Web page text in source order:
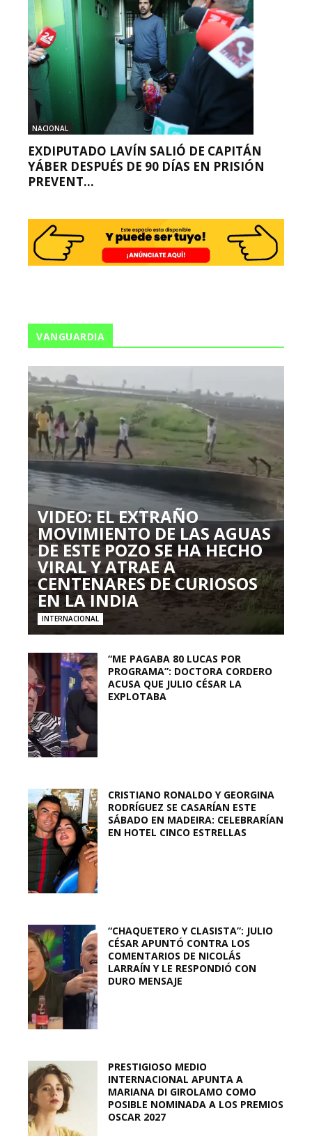
NACIONAL
EXDIPUTADO LAVÍN SALIÓ DE CAPITÁN
YÁBER DESPUÉS DE 90 DÍAS EN PRISIÓN
PREVENT...
VANGUARDIA
VIDEO: EL EXTRAÑO
MOVIMIENTO DE LAS AGUAS
DE ESTE POZO SE HA HECHO
VIRAL Y ATRAE A
CENTENARES DE CURIOSOS
EN LA INDIA
INTERNACIONAL
“ME PAGABA 80 LUCAS POR
PROGRAMA”: DOCTORA CORDERO
ACUSA QUE JULIO CÉSAR LA
EXPLOTABA
CRISTIANO RONALDO Y GEORGINA
RODRÍGUEZ SE CASARÍAN ESTE
SÁBADO EN MADEIRA: CELEBRARÍAN
EN HOTEL CINCO ESTRELLAS
“CHAQUETERO Y CLASISTA”: JULIO
CÉSAR APUNTÓ CONTRA LOS
COMENTARIOS DE NICOLÁS
LARRAÍN Y LE RESPONDIÓ CON
DURO MENSAJE
PRESTIGIOSO MEDIO
INTERNACIONAL APUNTA A
MARIANA DI GIROLAMO COMO
POSIBLE NOMINADA A LOS PREMIOS
OSCAR 2027